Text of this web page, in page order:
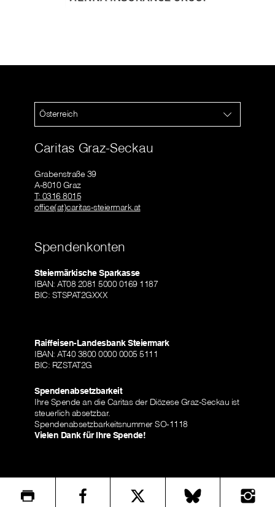
Österreich
Caritas Graz-Seckau
Grabenstraße 39
A-8010 Graz
T: 0316 8015
office(at)caritas-steiermark.at
Spendenkonten
Steiermärkische Sparkasse
IBAN: AT08 2081 5000 0169 1187
BIC: STSPAT2GXXX
Raiffeisen-Landesbank Steiermark
IBAN: AT40 3800 0000 0005 5111
BIC: RZSTAT2G
Spendenabsetzbarkeit
Ihre Spende an die Caritas der Diözese Graz-Seckau ist
steuerlich absetzbar.
Spendenabsetzbarkeitsnummer SO-1118
Vielen Dank für Ihre Spende!